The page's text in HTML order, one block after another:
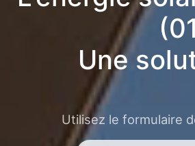
Une
Utilisez le formulaire